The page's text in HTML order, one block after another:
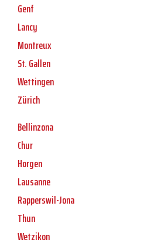
Genf
Lancy
Montreux
St. Gallen
Wettingen
Zürich
Bellinzona
Chur
Horgen
Lausanne
Rapperswil-Jona
Thun
Wetzikon